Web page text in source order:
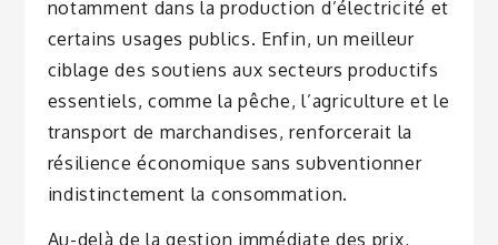
notamment dans la production d’électricité et
certains usages publics. Enfin, un meilleur
ciblage des soutiens aux secteurs productifs
essentiels, comme la pêche, l’agriculture et le
transport de marchandises, renforcerait la
résilience économique sans subventionner
indistinctement la consommation.
Au-delà de la gestion immédiate des prix,